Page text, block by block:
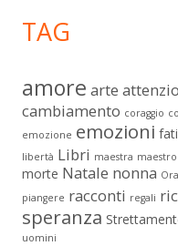
TAG
amore arte
cambiamento coraggio
emozione emozioni
libertà Libri maestra maestro
morte Natale nonna
piangere racconti regali
speranza
uomini